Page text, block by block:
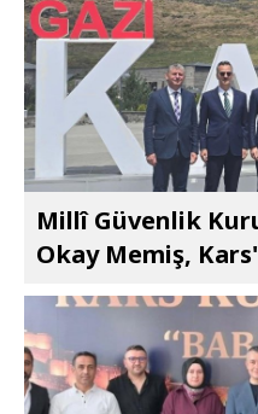
Millî Güvenlik
Okay Memiş,